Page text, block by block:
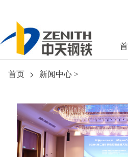
首页 > 新闻中心 >